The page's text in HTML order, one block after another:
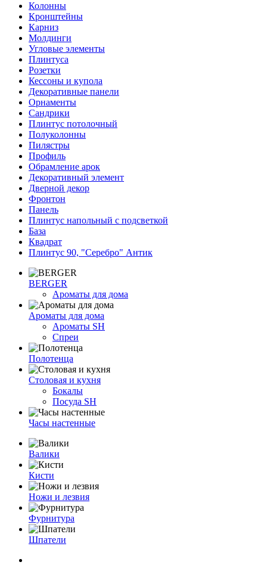
Колонны
Кронштейны
Карниз
Молдинги
Угловые элементы
Плинтуса
Розетки
Кессоны и купола
Декоративные панели
Орнаменты
Сандрики
Плинтус потолочный
Полуколонны
Пилястры
Профиль
Обрамление арок
Декоративный элемент
Дверной декор
Фронтон
Панель
Плинтус напольный с подсветкой
База
Квадрат
Плинтус 90, "Серебро" Антик
BERGER
Ароматы для дома
Ароматы для дома
Ароматы SH
Спреи
Полотенца
Столовая и кухня
Бокалы
Посуда SH
Часы настенные
Валики
Кисти
Ножи и лезвия
Фурнитура
Шпатели